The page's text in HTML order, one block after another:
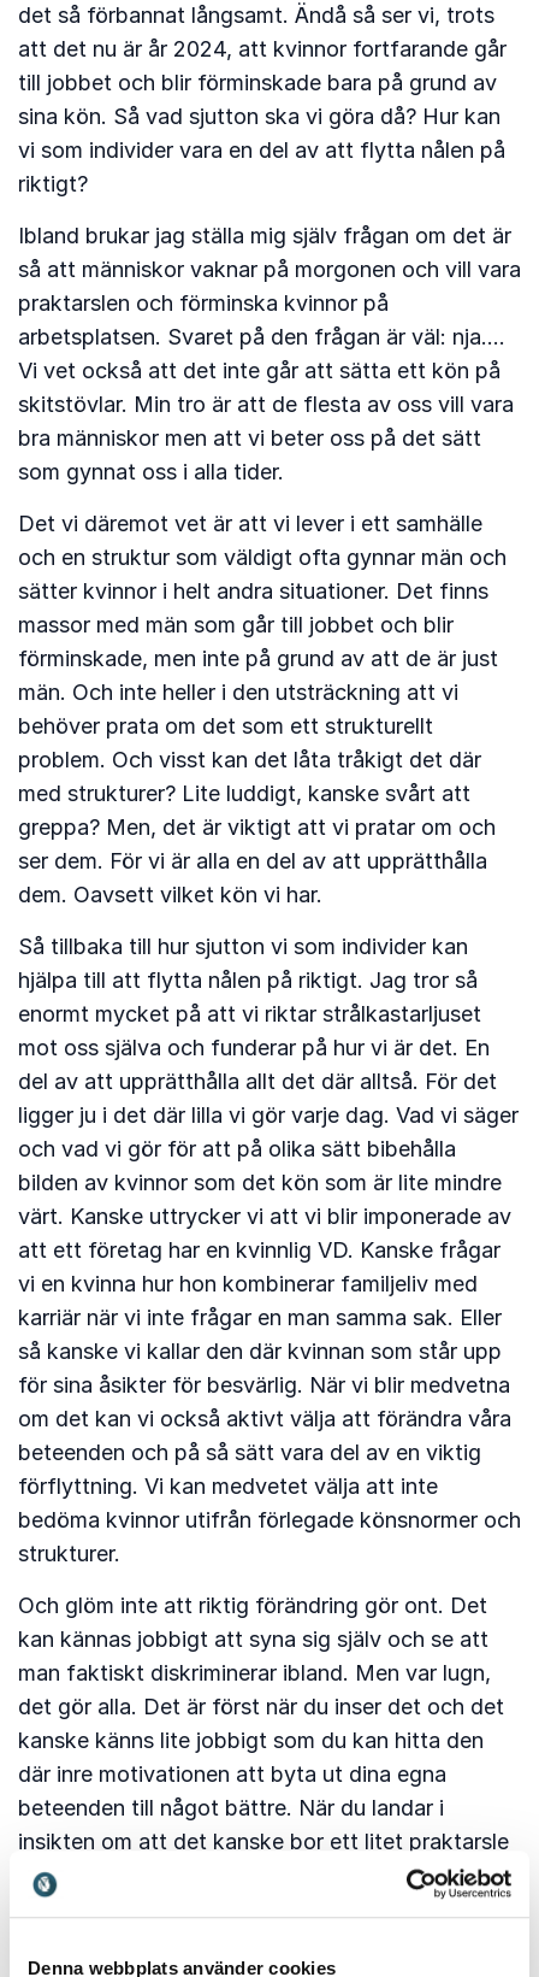
Denna webbplats använder cookies
det så förbannat långsamt. Ändå så ser vi, trots
att det nu är år 2024, att kvinnor fortfarande går
till jobbet och blir förminskade bara på grund av
sina kön. Så vad sjutton ska vi göra då? Hur kan
vi som individer vara en del av att flytta nålen på
riktigt?
Ibland brukar jag ställa mig själv frågan om det är
så att människor vaknar på morgonen och vill vara
praktarslen och förminska kvinnor på
arbetsplatsen. Svaret på den frågan är väl: nja….
Vi vet också att det inte går att sätta ett kön på
skitstövlar. Min tro är att de flesta av oss vill vara
bra människor men att vi beter oss på det sätt
som gynnat oss i alla tider.
Det vi däremot vet är att vi lever i ett samhälle
och en struktur som väldigt ofta gynnar män och
sätter kvinnor i helt andra situationer. Det finns
massor med män som går till jobbet och blir
förminskade, men inte på grund av att de är just
män. Och inte heller i den utsträckning att vi
behöver prata om det som ett strukturellt
problem. Och visst kan det låta tråkigt det där
med strukturer? Lite luddigt, kanske svårt att
greppa? Men, det är viktigt att vi pratar om och
ser dem. För vi är alla en del av att upprätthålla
dem. Oavsett vilket kön vi har.
Så tillbaka till hur sjutton vi som individer kan
hjälpa till att flytta nålen på riktigt. Jag tror så
enormt mycket på att vi riktar strålkastarljuset
mot oss själva och funderar på hur vi är det. En
del av att upprätthålla allt det där alltså. För det
ligger ju i det där lilla vi gör varje dag. Vad vi säger
och vad vi gör för att på olika sätt bibehålla
bilden av kvinnor som det kön som är lite mindre
värt. Kanske uttrycker vi att vi blir imponerade av
att ett företag har en kvinnlig VD. Kanske frågar
vi en kvinna hur hon kombinerar familjeliv med
karriär när vi inte frågar en man samma sak. Eller
så kanske vi kallar den där kvinnan som står upp
för sina åsikter för besvärlig. När vi blir medvetna
om det kan vi också aktivt välja att förändra våra
beteenden och på så sätt vara del av en viktig
förflyttning. Vi kan medvetet välja att inte
bedöma kvinnor utifrån förlegade könsnormer och
strukturer.
Och glöm inte att riktig förändring gör ont. Det
kan kännas jobbigt att syna sig själv och se att
man faktiskt diskriminerar ibland. Men var lugn,
det gör alla. Det är först när du inser det och det
kanske känns lite jobbigt som du kan hitta den
där inre motivationen att byta ut dina egna
beteenden till något bättre. När du landar i
insikten om att det kanske bor ett litet praktarsle
inom dig, precis som det gör även hos mig.
// Fanny Widman